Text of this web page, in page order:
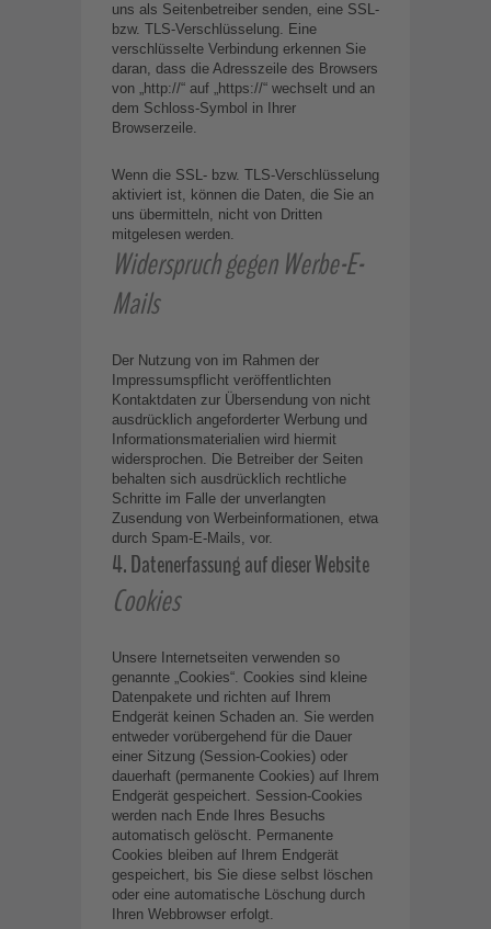
uns als Seitenbetreiber senden, eine SSL-
bzw. TLS-Verschlüsselung. Eine
verschlüsselte Verbindung erkennen Sie
daran, dass die Adresszeile des Browsers
von „http://“ auf „https://“ wechselt und an
dem Schloss-Symbol in Ihrer
Browserzeile.
Wenn die SSL- bzw. TLS-Verschlüsselung
aktiviert ist, können die Daten, die Sie an
uns übermitteln, nicht von Dritten
mitgelesen werden.
Widerspruch gegen Werbe-E-
Mails
Der Nutzung von im Rahmen der
Impressumspflicht veröffentlichten
Kontaktdaten zur Übersendung von nicht
ausdrücklich angeforderter Werbung und
Informationsmaterialien wird hiermit
widersprochen. Die Betreiber der Seiten
behalten sich ausdrücklich rechtliche
Schritte im Falle der unverlangten
Zusendung von Werbeinformationen, etwa
durch Spam-E-Mails, vor.
4. Datenerfassung auf dieser Website
Cookies
Unsere Internetseiten verwenden so
genannte „Cookies“. Cookies sind kleine
Datenpakete und richten auf Ihrem
Endgerät keinen Schaden an. Sie werden
entweder vorübergehend für die Dauer
einer Sitzung (Session-Cookies) oder
dauerhaft (permanente Cookies) auf Ihrem
Endgerät gespeichert. Session-Cookies
werden nach Ende Ihres Besuchs
automatisch gelöscht. Permanente
Cookies bleiben auf Ihrem Endgerät
gespeichert, bis Sie diese selbst löschen
oder eine automatische Löschung durch
Ihren Webbrowser erfolgt.